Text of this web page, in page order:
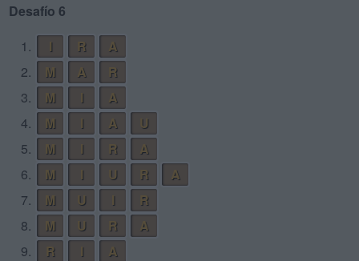
Desafío 6
1.
R
A
2.
M A
R
3.
M
A
4.
M A
U
5.
M R
A
6.
M U R
A
7.
M U
R
8.
M U R
A
9.
R
A